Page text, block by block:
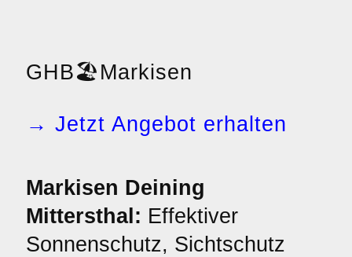
GHB🏖️ Markisen
→ Jetzt Angebot erhalten
Markisen Deining
Mittersthal: Effektiver
Sonnenschutz, Sichtschutz